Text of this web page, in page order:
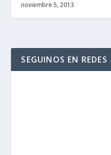
noviembre 5, 2013
SEGUINOS EN REDES